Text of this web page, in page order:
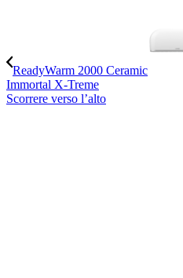
ReadyWarm 2000 Ceramic
Immortal X-Treme
Scorrere verso l’alto